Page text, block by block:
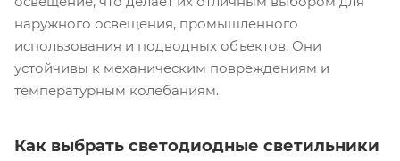
наружного освещения, промышленного
использования и подводных объектов. Они
устойчивы к механическим повреждениям и
температурным колебаниям.
Как выбрать светодиодные светильники